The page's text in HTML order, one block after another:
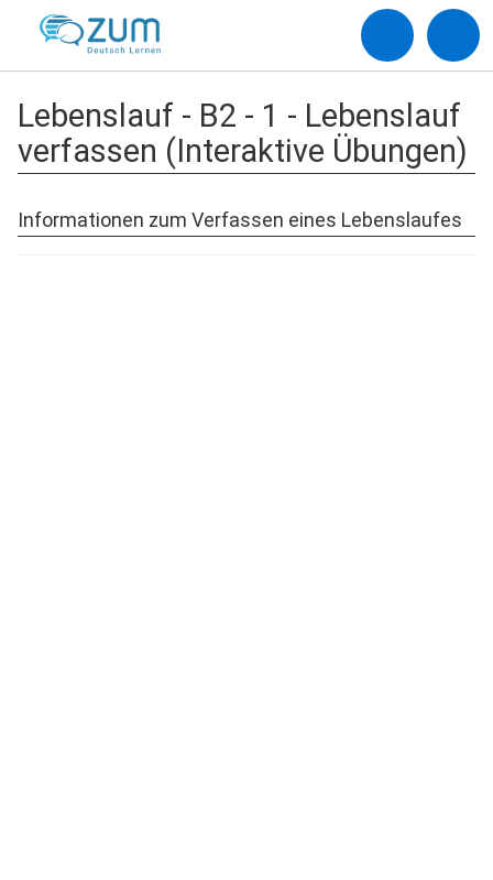
Lebenslauf - B2 - 1 - Lebenslauf
verfassen (Interaktive Übungen)
Informationen zum Verfassen eines Lebenslaufes